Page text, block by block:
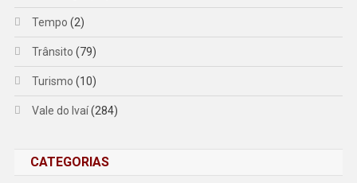
Tempo (2)
Trânsito (79)
Turismo (10)
Vale do Ivaí(284)
CATEGORIAS